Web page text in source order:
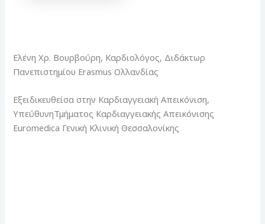
Ελένη Χρ. Βουρβούρη, Καρδιολόγος, Διδάκτωρ
Πανεπιστημίου Erasmus Ολλανδίας
Εξειδικευθείσα στην Καρδιαγγειακή Απεικόνιση,
ΥπεύθυνηΤμήματος Καρδιαγγειακής Απεικόνισης
Euromedica Γενική Κλινική Θεσσαλονίκης